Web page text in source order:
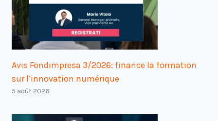
Avis Fondimpresa 3/2026: finance la formation
sur l’innovation numérique
5 août 2026